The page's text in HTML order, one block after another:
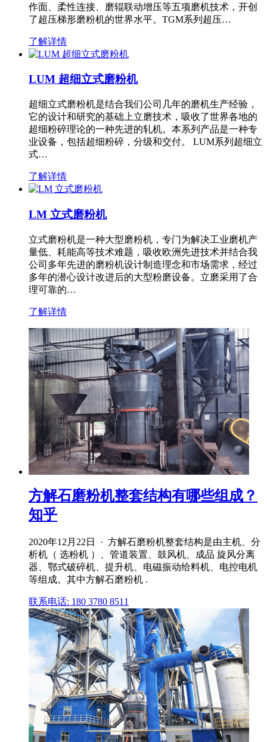
作面、柔性连接、磨辊联动增压等五项磨机技术，开创
了超压梯形磨粉机的世界水平。TGM系列超压…
了解详情
LUM 超细立式磨粉机
超细立式磨粉机是结合我们公司几年的磨机生产经验，
它的设计和研究的基础上立磨技术，吸收了世界各地的
超细粉碎理论的一种先进的轧机。本系列产品是一种专
业设备，包括超细粉碎，分级和交付。 LUM系列超细立
式…
了解详情
LM 立式磨粉机
立式磨粉机是一种大型磨粉机，专门为解决工业磨机产
量低、耗能高等技术难题，吸收欧洲先进技术并结合我
公司多年先进的磨粉机设计制造理念和市场需求，经过
多年的潜心设计改进后的大型粉磨设备。立磨采用了合
理可靠的…
了解详情
方解石磨粉机整套结构有哪些组成？
知乎
2020年12月22日 · 方解石磨粉机整套结构是由主机、分
析机（ 选粉机 ）、管道装置、鼓风机、成品 旋风分离
器、鄂式破碎机、提升机、电磁振动给料机、电控电机
等组成。其中方解石磨粉机 .
联系电话: 180 3780 8511